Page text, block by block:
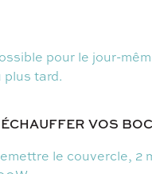
pour le jour-
plus tard.
VOS
le couvercle, 2